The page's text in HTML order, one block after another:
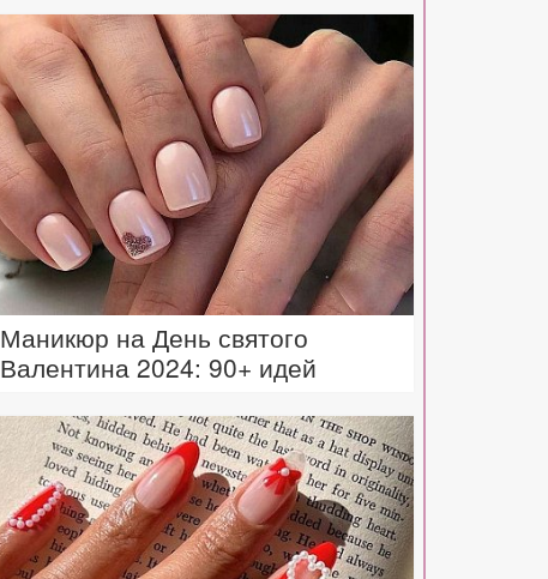
Маникюр на День святого
Валентина 2024: 90+ идей